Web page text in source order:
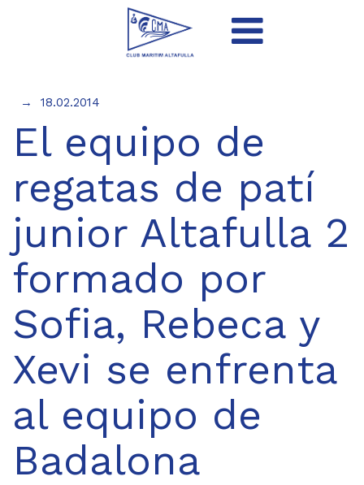
18.02.2014
El equipo de
regatas de patí
junior Altafulla 2
formado por
Sofia, Rebeca y
Xevi se enfrenta
al equipo de
Badalona